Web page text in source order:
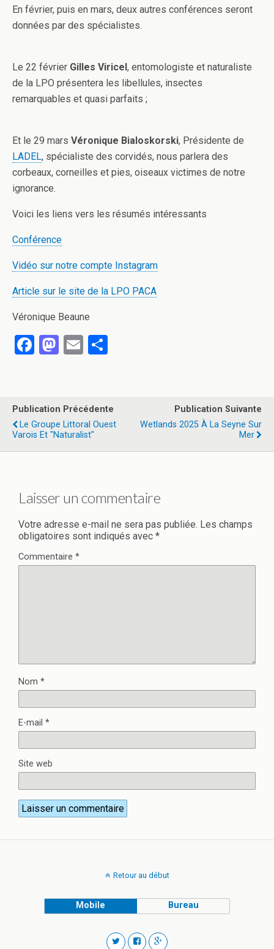
En février, puis en mars, deux autres conférences seront
données par des spécialistes.
Le 22 février Gilles Viricel, entomologiste et naturaliste
de la LPO présentera les libellules, insectes
remarquables et quasi parfaits ;
Et le 29 mars Véronique Bialoskorski, Présidente de
LADEL, spécialiste des corvidés, nous parlera des
corbeaux, corneilles et pies, oiseaux victimes de notre
ignorance.
Voici les liens vers les résumés intéressants
Conférence
Vidéo sur notre compte Instagram
Article sur le site de la LPO PACA
Véronique Beaune
F
b
o
o
M
o
d
o
E
g
er
Publication Précédente
Le Groupe Littoral Ouest
Varois Et "Naturalist"
Publication Suivante
Wetlands 2025 À La Seyne Sur
Mer
Laisser un commentaire
Votre adresse e-mail ne sera pas publiée. Les champs
obligatoires sont indiqués avec *
Commentaire *
Nom *
E-mail *
Site web
Retour au début
Mobile Bureau